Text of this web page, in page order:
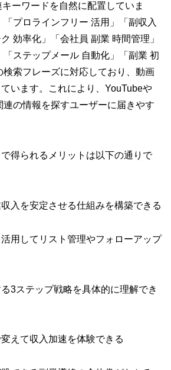
ーワードを自然に配置していま
プロラインフリー 活用」「副収入
効率化」「会社員 副業 時間管理」
「ステップメール 自動化」「副業 初
検索フレーズに対応しており、動画
います。これにより、YouTubeや
の情報を探すユーザーに届きやす
得られるメリットは以下の通りで
入を安定させる仕組みを構築できる
用してリスト管理やフォローアップ
3ステップ戦略を具体的に理解でき
えて収入加速を体験できる